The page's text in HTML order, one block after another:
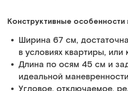
Конструктивные особенности
Ширина 67 см,
в условиях квартиры, или
Длина по осям 45 см и
идеальной маневренности